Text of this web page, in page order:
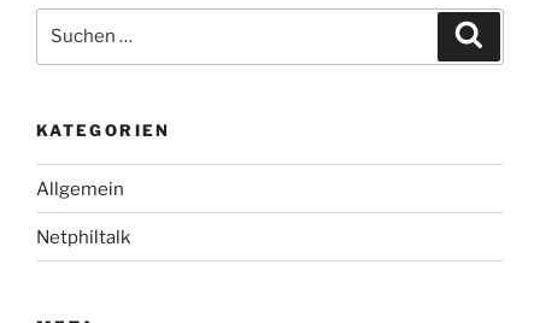
nach:
KATEGORIEN
Allgemein
Netphiltalk